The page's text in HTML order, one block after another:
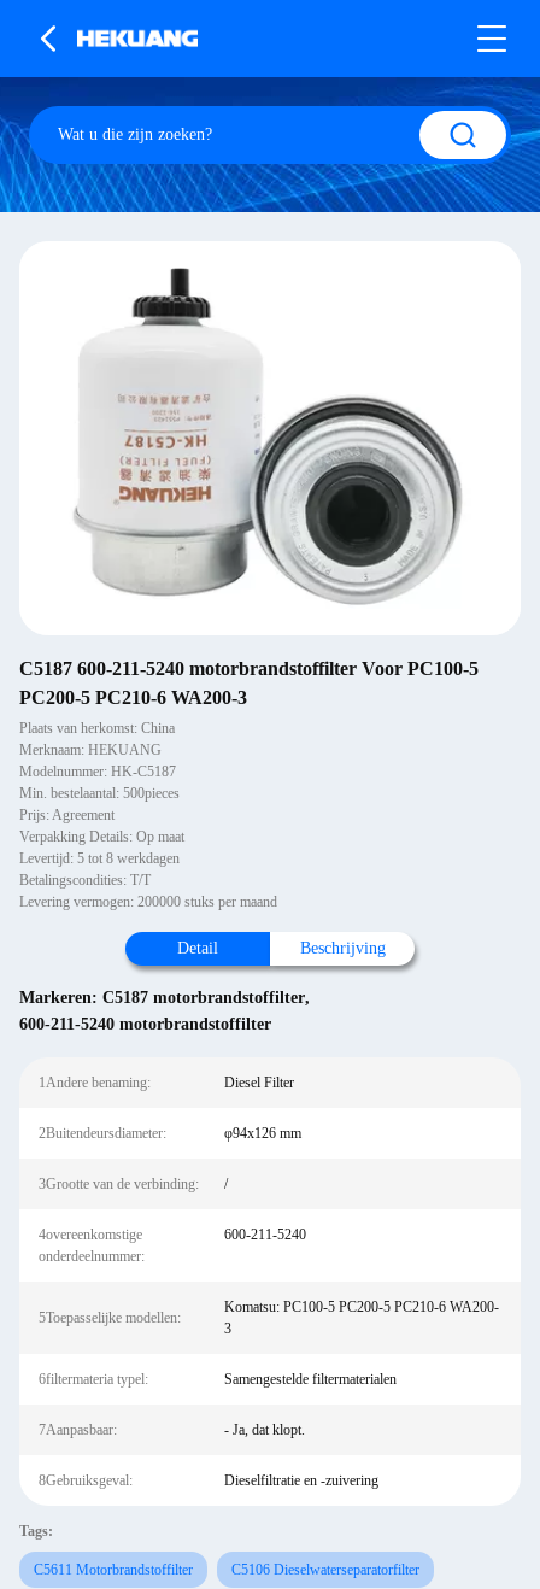
C5187 600-211-5240 motorbrandstoffilter Voor PC100-5
PC200-5 PC210-6 WA200-3
Plaats van herkomst: China
Merknaam: HEKUANG
Modelnummer: HK-C5187
Min. bestelaantal: 500pieces
Prijs: Agreement
Verpakking Details: Op maat
Levertijd: 5 tot 8 werkdagen
Betalingscondities: T/T
Levering vermogen: 200000 stuks per maand
Detail Beschrijving
Markeren: C5187 motorbrandstoffilter,
600-211-5240 motorbrandstoffilter
1Andere benaming: Diesel Filter
2Buitendeursdiameter: φ94x126 mm
3Grootte van de verbinding: /
4overeenkomstige
onderdeelnummer:
600-211-5240
5Toepasselijke modellen:
Komatsu: PC100-5 PC200-5 PC210-6 WA200-
3
6filtermateria typel: Samengestelde filtermaterialen
7Aanpasbaar: - Ja, dat klopt.
8Gebruiksgeval: Dieselfiltratie en -zuivering
Tags:
C5611 Motorbrandstoffilter C5106 Dieselwaterseparatorfilter